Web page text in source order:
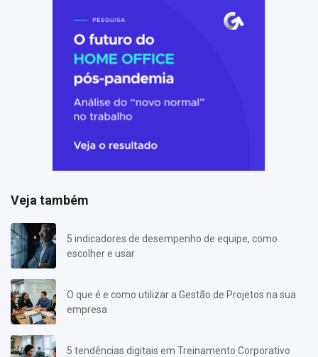
Veja também
5 indicadores de desempenho de equipe, como
escolher e usar
O que é e como utilizar a Gestão de Projetos na sua
empresa
5 tendências digitais em Treinamento Corporativo